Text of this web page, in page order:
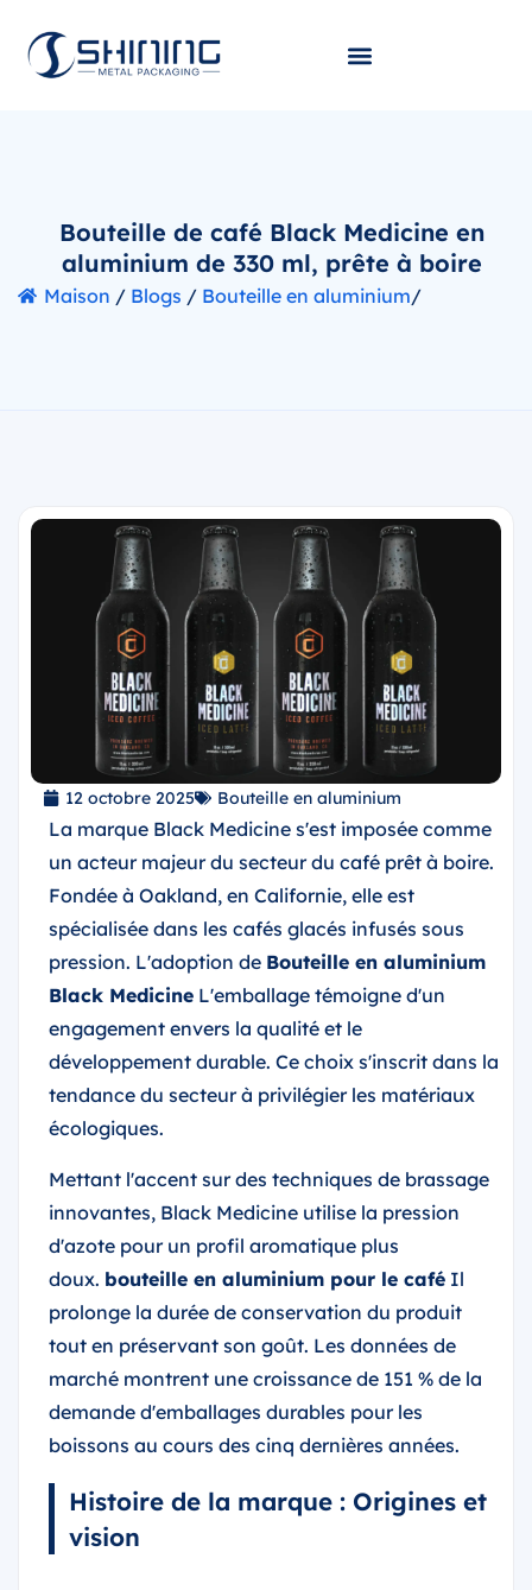
Bouteille de café Black Medicine en
aluminium de 330 ml, prête à boire
Maison / Blogs / Bouteille en aluminium/
12 octobre 2025 Bouteille en aluminium
La marque Black Medicine s'est imposée comme
un acteur majeur du secteur du café prêt à boire.
Fondée à Oakland, en Californie, elle est
spécialisée dans les cafés glacés infusés sous
pression. L'adoption de Bouteille en aluminium
Black Medicine L'emballage témoigne d'un
engagement envers la qualité et le
développement durable. Ce choix s'inscrit dans la
tendance du secteur à privilégier les matériaux
écologiques.
Mettant l'accent sur des techniques de brassage
innovantes, Black Medicine utilise la pression
d'azote pour un profil aromatique plus
doux. bouteille en aluminium pour le café Il
prolonge la durée de conservation du produit
tout en préservant son goût. Les données de
marché montrent une croissance de 151 % de la
demande d'emballages durables pour les
boissons au cours des cinq dernières années.
Histoire de la marque : Origines et
vision